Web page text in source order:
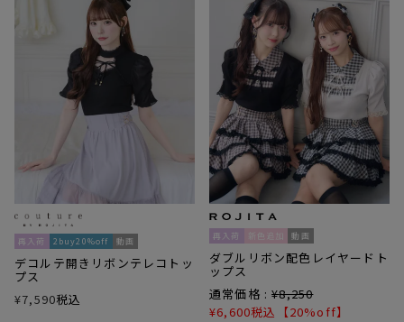
再入荷 2buy20%off 動画
デコルテ開きリボンテレコトッ
プス
¥7,590税込
再入荷 新色追加 動画
ダブルリボン配色レイヤードト
ップス
通常価格 : ¥8,250
¥6,600税込 【20%off】